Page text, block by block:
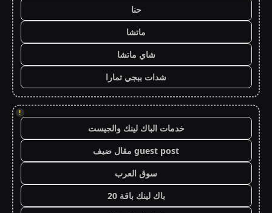
حنا
ماتشا
شاي ماتشا
شدات ببجي تمارا
!
خدمات الباك لينك والجيست
guest post مقال ضيف
سوق العرب
باك لينك باقة 20